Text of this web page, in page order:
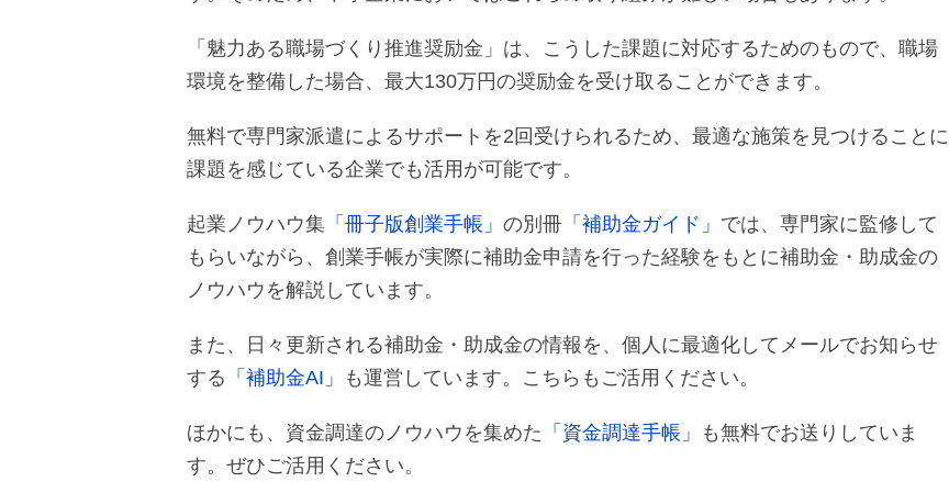
「魅力ある職場づくり推進奨励金」は、こうした課題に対応するためのもので、職場
環境を整備した場合、最大130万円の奨励金を受け取ることができます。
無料で専門家派遣によるサポートを2回受けられるため、最適な施策を見つけることに
課題を感じている企業でも活用が可能です。
起業ノウハウ集 「冊子版創業手帳」 の別冊 「補助金ガイド」 では、専門家に監修して
もらいながら、創業手帳が実際に補助金申請を行った経験をもとに補助金・助成金の
ノウハウを解説しています。
また、日々更新される補助金・助成金の情報を、個人に最適化してメールでお知らせ
する 「補助金AI」 も運営しています。こちらもご活用ください。
ほかにも、資金調達のノウハウを集めた 「資金調達手帳」
も無料でお送りしていま
す。ぜひご活用ください。